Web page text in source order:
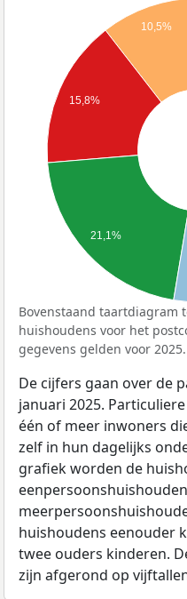
10,5%
15,8%
21,1%
Bovenstaand taartdiagram
huishoudens voor het
gegevens gelden voor 2025.
De cijfers gaan over de
januari 2025.
één of meer inwoners
zelf in hun dagelijks
grafiek worden de
huishoudens eenouder
twee ouders kinderen.
zijn afgerond op